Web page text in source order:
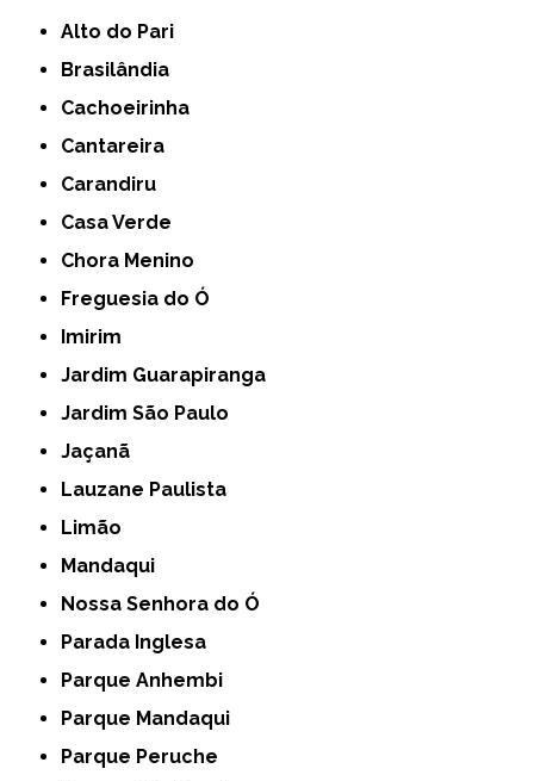
Alto do Pari
Brasilândia
Cachoeirinha
Cantareira
Carandiru
Casa Verde
Chora Menino
Freguesia do Ó
Imirim
Jardim Guarapiranga
Jardim São Paulo
Jaçanã
Lauzane Paulista
Limão
Mandaqui
Nossa Senhora do Ó
Parada Inglesa
Parque Anhembi
Parque Mandaqui
Parque Peruche